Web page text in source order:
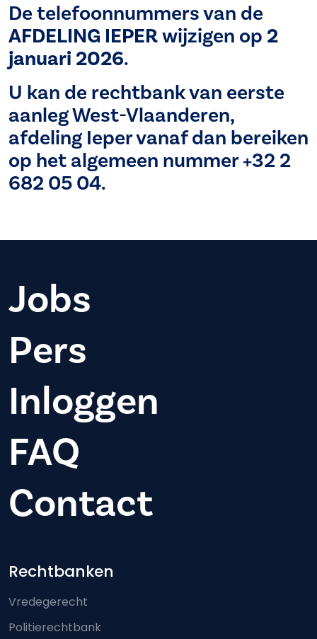
De telefoonnummers van de
AFDELING IEPERwijzigen op 2
januari 2026.
U kan de rechtbank van eerste
aanleg West-Vlaanderen,
afdeling Ieper vanaf dan bereiken
op het algemeen nummer +32 2
682 05 04.
Jobs
Pers
Inloggen
FAQ
Contact
Footer-menu
Rechtbanken
Vredegerecht
Politierechtbank